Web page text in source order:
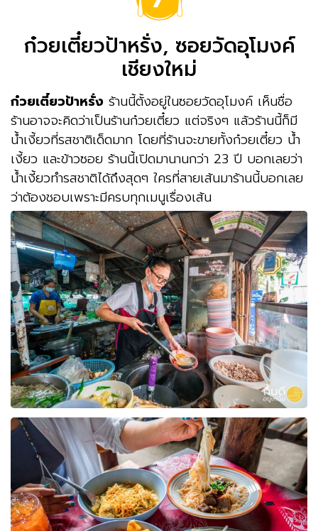
ก๋วยเตี๋ยวป้าหรั่ง, ซอยวัดอุโมงค์
เชียงใหม่
ก๋วยเตี๋ยวป้าหรั่ง ร้านนี้ตั้งอยู่ในซอยวัดอุโมงค์ เห็นชื่อ
ร้านอาจจะคิดว่าเป็นร้านก๋วยเตี๋ยว แต่จริงๆ แล้วร้านนี้ก็มี
น้ำเงี้ยวที่รสชาติเด็ดมาก โดยที่ร้านจะขายทั้งก๋วยเตี๋ยว น้ำ
เงี้ยว และข้าวซอย ร้านนี้เปิดมานานกว่า 23 ปี บอกเลยว่า
น้ำเงี้ยวทำรสชาติได้ถึงสุดๆ ใครที่สายเส้นมาร้านนี้บอกเลย
ว่าต้องชอบเพราะมีครบทุกเมนูเรื่องเส้น